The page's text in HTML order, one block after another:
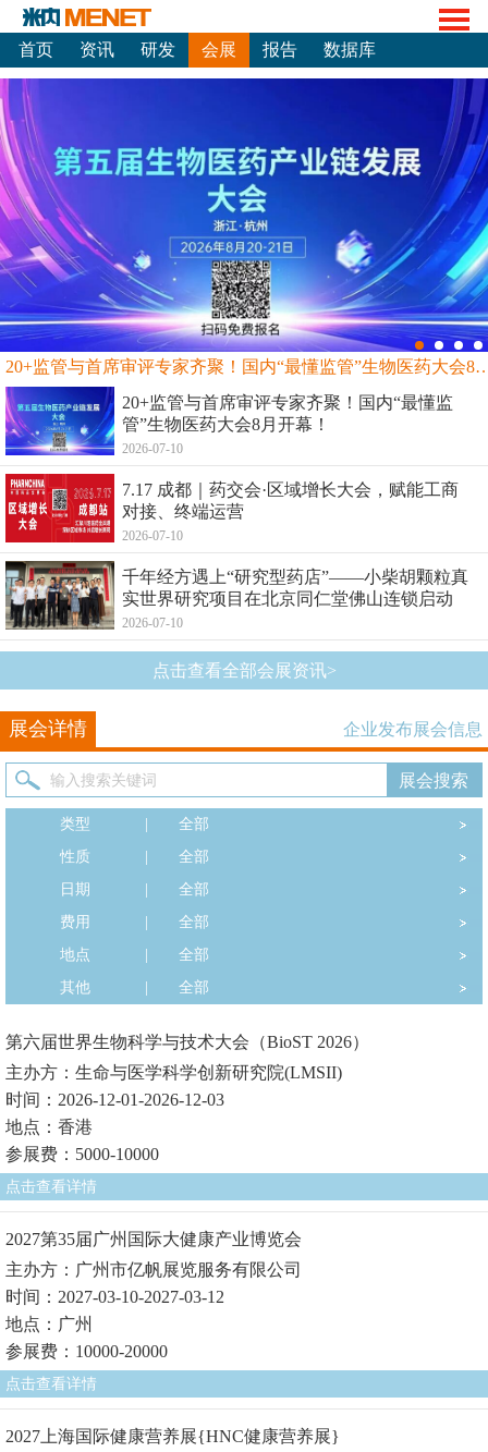
首页 资讯 研发 会展 报告 数据库
20+监管与首席审评专家齐聚！国内“最
20+监管与首席审评专家齐聚！国内“最懂监
管”生物医药大会8月开幕！
2026-07-10
7.17 成都｜药交会·区域增长大会，赋能工商
对接、终端运营
2026-07-10
千年经方遇上“研究型药店”——小柴胡颗粒真
实世界研究项目在北京同仁堂佛山连锁启动
2026-07-10
点击查看全部会展资讯>
展会详情 企业发布展会信息
类型
全部
性质
全部
日期
全部
费用
全部
地点
全部
其他
全部
第六届世界生物科学与技术大会（BioST 2026）
主办方：生命与医学科学创新研究院(LMSII)
时间：2026-12-01-2026-12-03
地点：香港
参展费：5000-10000
点击查看详情
2027第35届广州国际大健康产业博览会
主办方：广州市亿帆展览服务有限公司
时间：2027-03-10-2027-03-12
地点：广州
参展费：10000-20000
点击查看详情
2027上海国际健康营养展{HNC健康营养展}